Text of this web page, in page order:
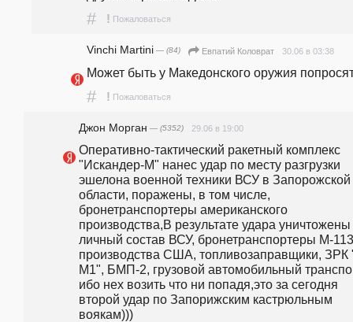
# ! Пожаловаться
Vinchi Martini — (84) Евпатий Коловрат 30.06 в 03:38
Может быть у Македонского оружия
# ! Пожаловаться
Джон Морган — (5352) 29.06 в 19:00
Оперативно-тактический ракетный комплекс
"Искандер-М" нанес удар по месту разгрузки
эшелона военной техники ВСУ в Запорожской
области, поражены, в том числе,
бронетранспортеры американского
производства,В результате удара уничтожены
личный состав ВСУ, бронетранспортеры М-113
производства США, топливозаправщики, ЗРК
М1", БМП-2, грузовой автомобильный
ибо нех возить что ни попадя,это за сегодня
второй удар по Запорижским кастрюльным
воякам)))